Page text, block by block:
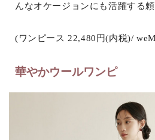
んなオケージョンにも活躍する頼
(ワンピース 22,480円(内税)/
華やかウールワンピ